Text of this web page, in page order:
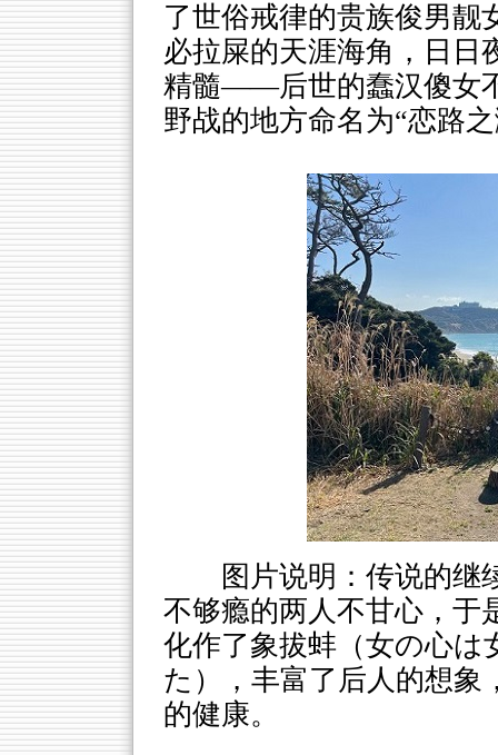
了世俗戒律的贵族俊男靓
必拉屎的天涯海角，日日
精髓——后世的蠢汉傻女
野战的地方命名为“恋路
图片说明：传说的
不够瘾的两人不甘心，于
化作了象拔蚌（女の心
た），丰富了后人的想象
的健康。